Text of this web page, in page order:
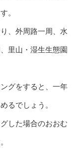
。
、外周路一周、水
里山・湿生生態園
グをすると、一年
るでしょう。
した場合のおおむ